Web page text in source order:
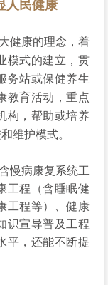
人民健康
健康的理念，着
模式的建立，贯
务站或保健养生
教育活动，重点
构，帮助或培养
维护模式。
慢病康复系统工
工程（含睡眠健
工程等）、健康
识宣导普及工程
平，还能不断提